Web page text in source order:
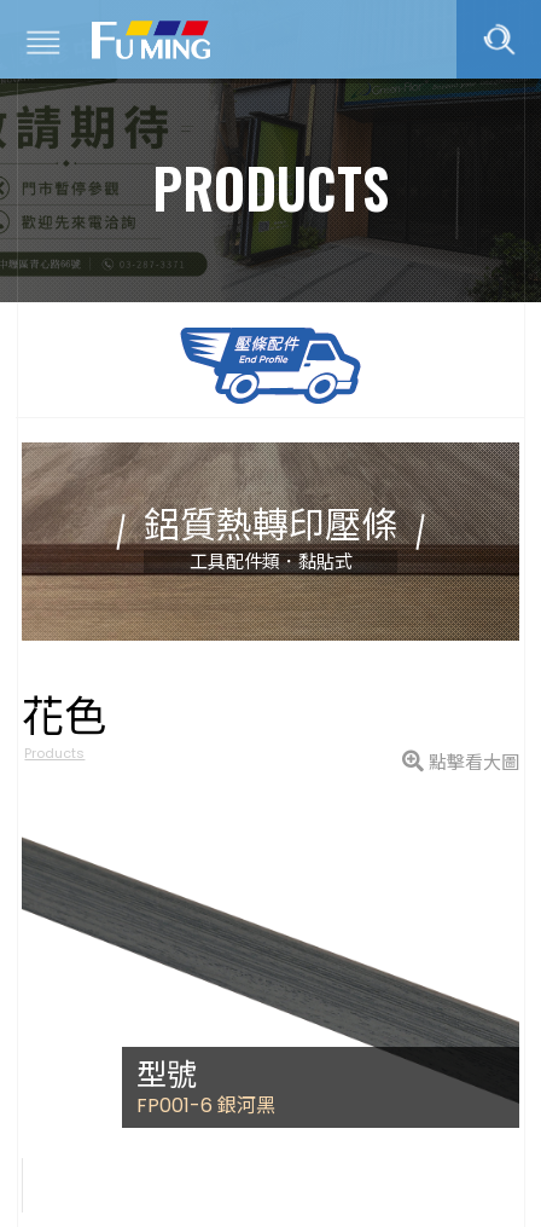
PRODUCTS
鋁質熱轉印壓條
工具配件類．黏貼式
花色
Products 點擊看大圖
型號
FP001-6 銀河黑